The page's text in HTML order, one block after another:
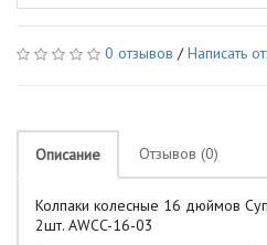
0 отзывов /Написать
Описание Отзывов (0)
Колпаки колесные 16 дюймов
2шт. AWCC-16-03